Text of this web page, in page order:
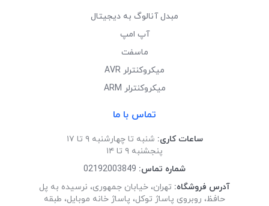
مبدل آنالوگ به دیجیتال
آپ امپ
ماسفت
میکروکنترلر AVR
میکروکنترلر ARM
تماس با ما
ساعات کاری: شنبه تا چهارشنبه ۹ تا ۱۷
پنجشنبه ۹ تا ۱۴
شماره تماس: 02192003849
آدرس فروشگاه: تهران، خیابان جمهوری، نرسیده به پل
حافظ، روبروی پاساژ توکل، پاساژ خانه موبایل، طبقه